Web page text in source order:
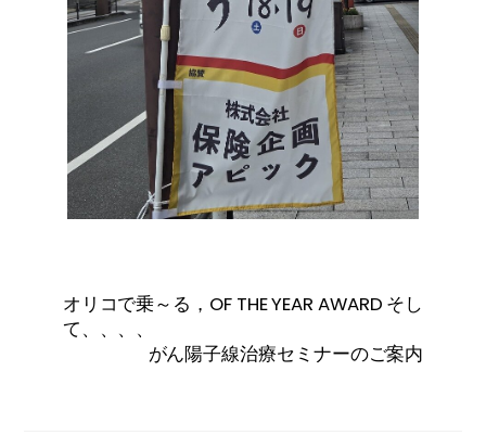
オリコで乗～る，OF THE YEAR AWARD そし
て、、、、
がん陽子線治療セミナーのご案内